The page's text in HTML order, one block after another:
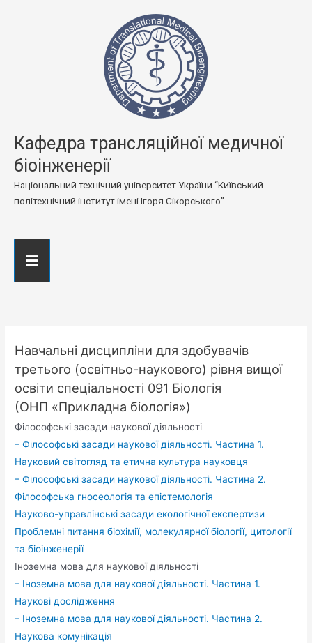
Кафедра трансляційної медичної
біоінженерії
Національний технічний університет України “Київський
політехнічний інститут імені Ігоря Сікорського”
Навчальні дисципліни для здобувачів
третього (освітньо-наукового) рівня вищої
освіти спеціальності 091 Біологія
(ОНП «Прикладна біологія»)
Філософські засади наукової діяльності
– Філософські засади наукової діяльності. Частина 1.
Науковий світогляд та етична культура науковця
– Філософські засади наукової діяльності. Частина 2.
Філософська гносеологія та епістемологія
Науково-управлінські засади екологічної експертизи
Проблемні питання біохімії, молекулярної біології, цитології
та біоінженерії
Іноземна мова для наукової діяльності
– Іноземна мова для наукової діяльності. Частина 1.
Наукові дослідження
– Іноземна мова для наукової діяльності. Частина 2.
Наукова комунікація